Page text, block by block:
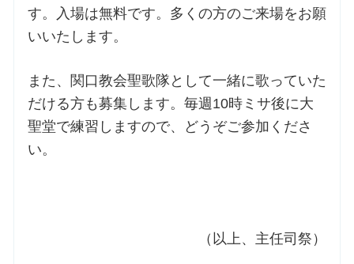
す。入場は無料です。多くの方のご来場をお願
いいたします。
また、関口教会聖歌隊として一緒に歌っていた
だける方も募集します。毎週10時ミサ後に大
聖堂で練習しますので、どうぞご参加くださ
い。
（以上、主任司祭）